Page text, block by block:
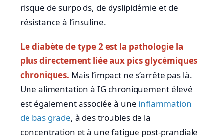
risque de surpoids, de dyslipidémie et de
résistance à l’insuline.
Le diabète de type 2 est la pathologie la
plus directement liée aux pics glycémiques
chroniques. Mais l’impact ne s’arrête pas là.
Une alimentation à IG chroniquement élevé
est également associée à une inflammation
de bas grade, à des troubles de la
concentration et à une fatigue post-prandiale